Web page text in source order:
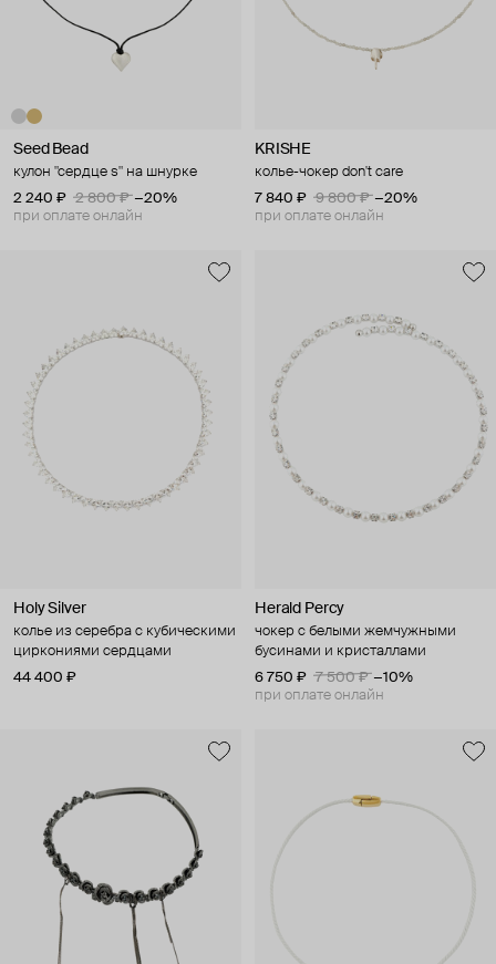
Seed Bead
кулон "сердце s" на шнурке
2 240 ₽
2 800 ₽ −20%
при оплате онлайн
KRISHE
колье-чокер don't care
7 840 ₽
9 800 ₽ −20%
при оплате онлайн
Holy Silver
колье из серебра с кубическими
циркониями сердцами
44 400 ₽
Herald Percy
чокер с белыми жемчужными
бусинами и кристаллами
6 750 ₽
7 500 ₽ −10%
при оплате онлайн